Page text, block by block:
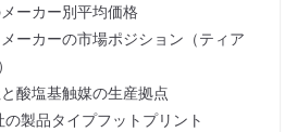
ーカー別平均価格
ーカーの市場ポジション（ティア
酸塩基触媒の生産拠点
の製品タイプフットプリント